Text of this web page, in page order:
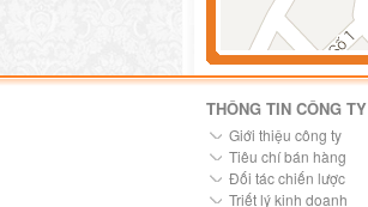
THÔNG TIN CÔNG TY
Giới thiệu công ty
Tiêu chí bán hàng
Đối tác chiến lược
Triết lý kinh doanh